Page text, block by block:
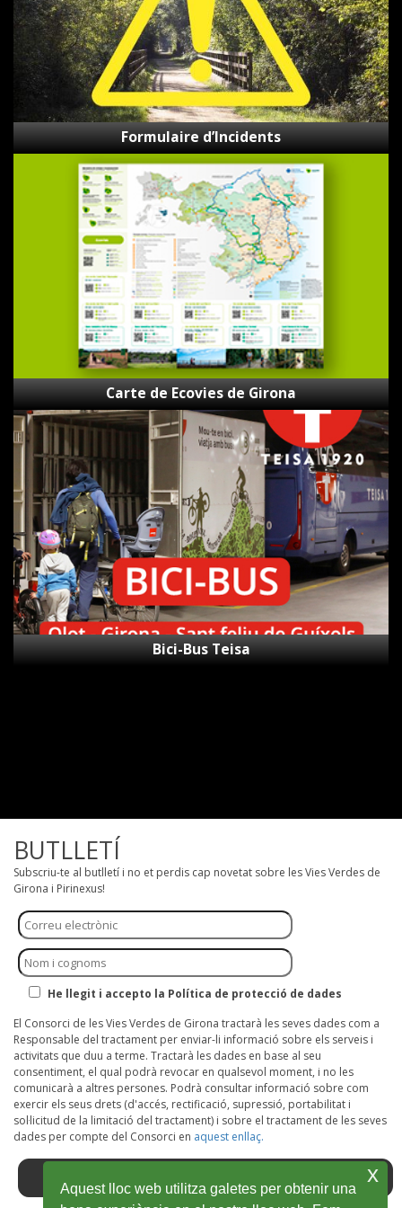
Formulaire d’Incidents
Carte de Ecovies de Girona
Bici-
Bus
Teisa
Bici-Bus Teisa
BUTLLETÍ
Subscriu-te al butlletí i no et perdis cap novetat sobre les Vies Verdes de
Girona i Pirinexus!
He llegit i accepto la Política de protecció de dades
El Consorci de les Vies Verdes de Girona tractarà les seves dades com a
Responsable del tractament per enviar-li informació sobre els serveis i
activitats que duu a terme. Tractarà les dades en base al seu
consentiment, el qual podrà revocar en qualsevol moment, i no les
comunicarà a altres persones. Podrà consultar informació sobre com
exercir els seus drets (d'accés, rectificació, supressió, portabilitat i
sol·licitud de la limitació del tractament) i sobre el tractament de les seves
dades per compte del Consorci en aquest enllaç.
Aquest lloc web utilitza galetes per obtenir una
x